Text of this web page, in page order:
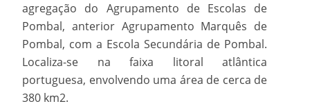
agregação do Agrupamento de Escolas de
Pombal, anterior Agrupamento Marquês de
Pombal, com a Escola Secundária de Pombal.
Localiza-se na faixa litoral atlântica
portuguesa, envolvendo uma área de cerca de
380 km2.